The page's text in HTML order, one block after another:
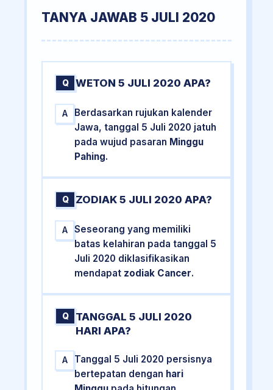
TANYA JAWAB 5 JULI 2020
Q WETON 5 JULI 2020 APA?
A
Berdasarkan rujukan kalender
Jawa, tanggal 5 Juli 2020 jatuh
pada wujud pasaran Minggu
Pahing.
Q ZODIAK 5 JULI 2020 APA?
A
Seseorang yang memiliki
batas kelahiran pada tanggal 5
Juli 2020 diklasifikasikan
mendapat zodiak Cancer.
Q
TANGGAL 5 JULI 2020
HARI APA?
A
Tanggal 5 Juli 2020 persisnya
bertepatan dengan hari